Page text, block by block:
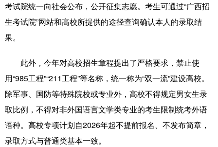
考试院统一向社会公布，公开征集志愿。考生可通过“广西招
生考试院”网站和高校所提供的途径查询确认本人的录取结
果。
此外，今年对高校招生章程提出了严格要求，禁止使
用“985工程”“211工程”等名称，统一称为“双一流”建设高校。
除军事、国防等特殊院校或专业外，高校不得规定男女生录
取比例，不得对非外国语言文学类专业的考生限制统考外语
语种。高校专项计划自2026年起不提前报名、不发布简章，
录取方式与普通类基本一致。